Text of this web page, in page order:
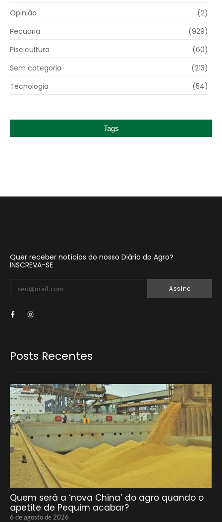
Opinião
(2)
Pecuária
(929)
Piscicultura
(60)
Sem categoria
(213)
Tecnologia
(54)
Tags
Quer receber notícias do nosso Diário do Agro?
INSCREVA-SE
Assine
Posts Recentes
Quem será a ‘nova China’ do agro quando o
apetite de Pequim acabar?
6 de agosto de 2026